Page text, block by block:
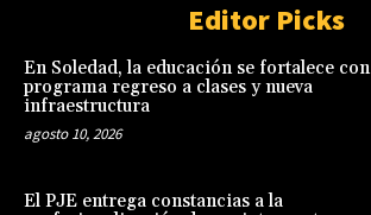
Editor Picks
En Soledad, la educación se fortalece con
programa regreso a clases y nueva
infraestructura
agosto 10, 2026
El PJE entrega constancias a la